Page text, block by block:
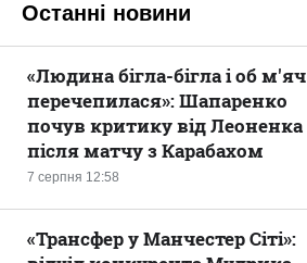
Останні новини
7 серпня 12:58
«Людина бігла-бігла і об м'яч
перечепилася»: Шапаренко
почув критику від Леоненка
після матчу з Карабахом
«Трансфер у Манчестер Сіті»: